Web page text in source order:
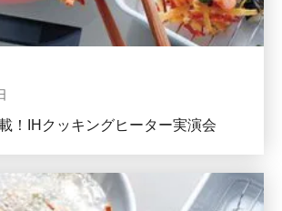
！IHクッキングヒーター実演会